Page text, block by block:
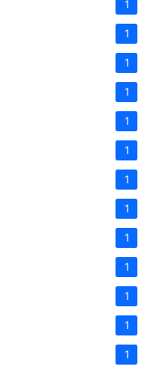
1
1
1
1
1
1
1
1
1
1
1
1
1